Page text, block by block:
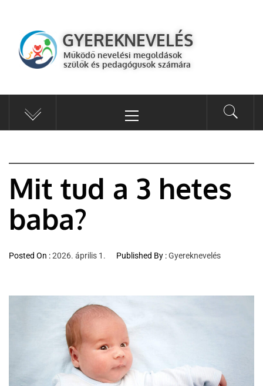
GYEREKNEVELÉS
számára
GYEREKNEVELÉS
Működő nevelési megoldások
szülők és pedagógusok számára
Mit tud a 3 hetes
baba?
Posted On :2026. április 1. Published By :Gyereknevelés